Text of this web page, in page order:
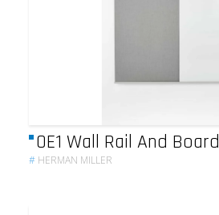
OE1 Wall Rail And Board
# HERMAN MILLER